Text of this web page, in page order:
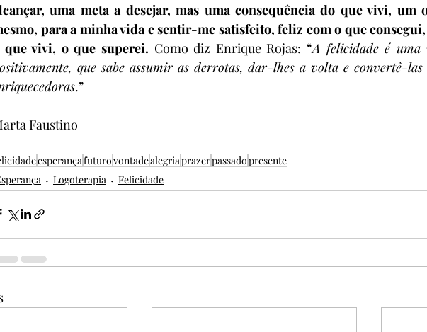
uma meta a desejar, mas uma consequência do que vivi, um
para a minha vida e sentir-me satisfeito, feliz com o que
que vivi, o que superei. Como diz Enrique Rojas: “A felicidade é uma
que sabe assumir as derrotas, dar-lhes a volta e convertê-las
.”
Faustino
esperançafuturovontadealegriaprazerpassadopresente
Logoterapia Felicidade